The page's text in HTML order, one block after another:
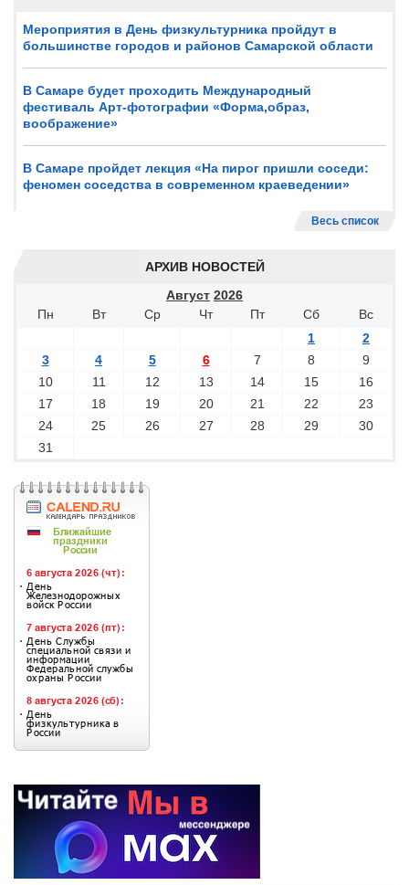
Мероприятия в День физкультурника пройдут в
большинстве городов и районов Самарской области
В Самаре будет проходить Международный
фестиваль Арт-фотографии «Форма,образ,
воображение»
В Самаре пройдет лекция «На пирог пришли соседи:
феномен соседства в современном краеведении»
Весь список
АРХИВ НОВОСТЕЙ
Август 2026
Пн
Вт Ср Чт Пт Сб
Вс
1
2
3
4 5 6 7 8
9
10
11 12 13 14 15
16
17
18 19 20 21 22
23
24
25 26 27 28 29
30
31